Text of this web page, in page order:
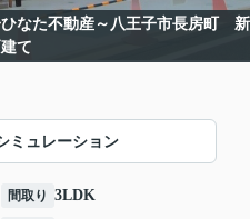
なた不動産～八王子市長房町 新
て
ミュレーション
間取り 3LDK